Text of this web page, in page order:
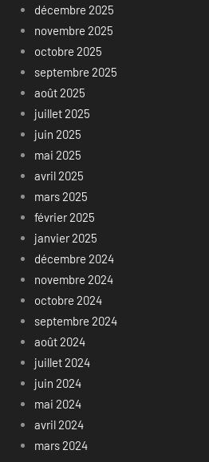
décembre 2025
novembre 2025
octobre 2025
septembre 2025
août 2025
juillet 2025
juin 2025
mai 2025
avril 2025
mars 2025
février 2025
janvier 2025
décembre 2024
novembre 2024
octobre 2024
septembre 2024
août 2024
juillet 2024
juin 2024
mai 2024
avril 2024
mars 2024